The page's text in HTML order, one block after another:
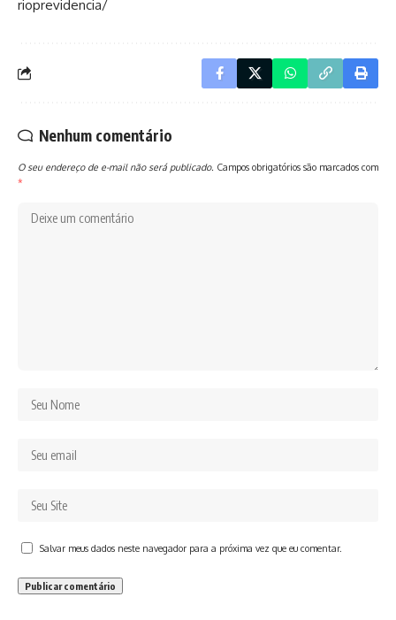
rioprevidencia/
Nenhum comentário
O seu endereço de e-mail não será publicado. Campos obrigatórios são marcados com
*
Salvar meus dados neste navegador para a próxima vez que eu comentar.